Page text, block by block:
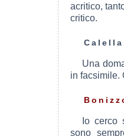
acritico,
critico.
Calella
Una
in facsimile.
Io cerco
sono